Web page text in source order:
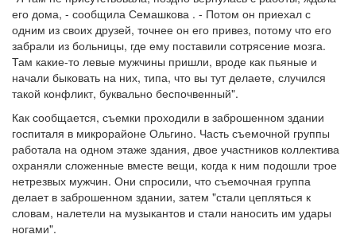
его дома, - сообщила Семашкова . - Потом он приехал с
одним из своих друзей, точнее он его привез, потому что его
забрали из больницы, где ему поставили сотрясение мозга.
Там какие-то левые мужчины пришли, вроде как пьяные и
начали быковать на них, типа, что вы тут делаете, случился
такой конфликт, буквально беспочвенный".
Как сообщается, съемки проходили в заброшенном здании
госпиталя в микрорайоне Ольгино. Часть съемочной группы
работала на одном этаже здания, двое участников коллектива
охраняли сложенные вместе вещи, когда к ним подошли трое
нетрезвых мужчин. Они спросили, что съемочная группа
делает в заброшенном здании, затем "стали цепляться к
словам, налетели на музыкантов и стали наносить им удары
ногами".